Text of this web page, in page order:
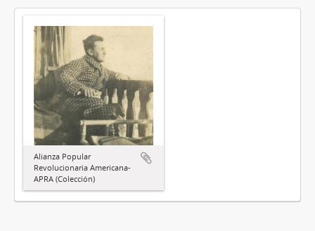
Alianza Popular
Revolucionaria Americana-
APRA (Colección)